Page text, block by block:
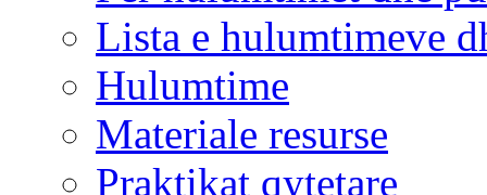
Lista e hulumtimeve
Hulumtime
Materiale resurse
Praktikat qytetare